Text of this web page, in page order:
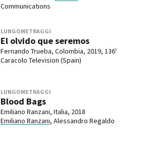
Communications
LUNGOMETRAGGI
El olvido que seremos
Fernando Trueba, Colombia, 2019, 136'
Caracolo Television (Spain)
LUNGOMETRAGGI
Blood Bags
Emiliano Ranzani, Italia, 2018
Emiliano Ranzani, Alessandro Regaldo